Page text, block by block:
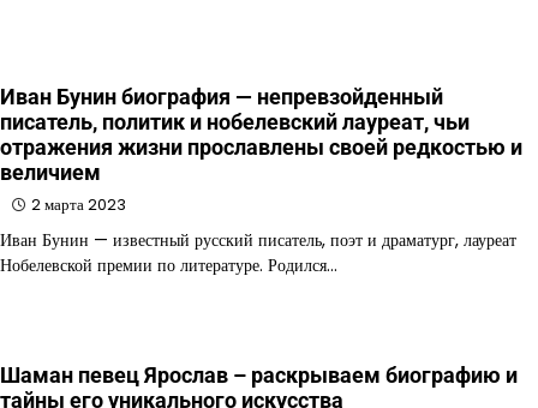
Иван Бунин биография — непревзойденный
писатель, политик и нобелевский лауреат, чьи
отражения жизни прославлены своей редкостью и
величием
2 марта 2023
Иван Бунин — известный русский писатель, поэт и драматург, лауреат
Нобелевской премии по литературе. Родился…
Шаман певец Ярослав – раскрываем биографию и
тайны его уникального искусства